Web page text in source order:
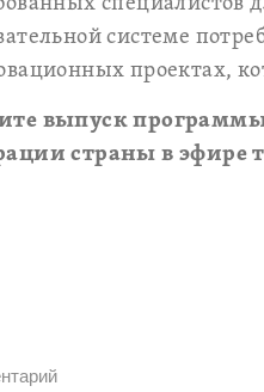
системе
проектах,
выпуск программы
страны в эфире